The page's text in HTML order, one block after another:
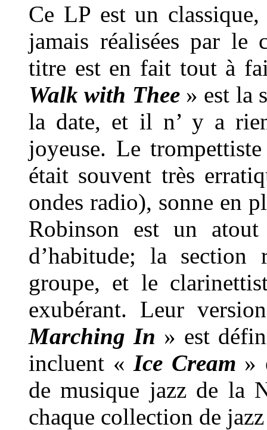
Ce LP est un
jamais réalisées par le
titre est en fait tout à
Walk with Thee» est la
la date, et il n’ y a
joyeuse. Le
était souvent très
ondes radio), sonne en
Robinson est un atout
d’habitude; la section
groupe, et le
exubérant. Leur
Marching In » est
incluent « Ice Cream »
de musique jazz de la
chaque collection de